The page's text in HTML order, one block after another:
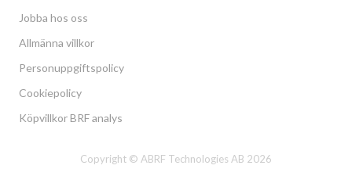
Jobba hos oss
Allmänna villkor
Personuppgiftspolicy
Cookiepolicy
Köpvillkor BRF analys
Copyright © ABRF Technologies AB 2026